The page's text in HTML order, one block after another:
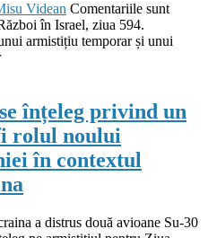
Videan Comentariile sunt
în Israel, ziua 594.
armistițiu temporar și unui
înțeleg privind un
rolul noului
în contextul
a distrus două avioane Su-30